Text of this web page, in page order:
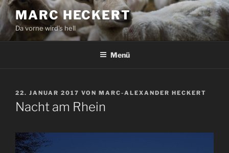
Zum
Inhalt
springen
MARC HECKERT
Da vorne wird's hell
Menü
VERÖFFENTLICHT
AM
22. JANUAR 2017 VON MARC-ALEXANDER HECKERT
Nacht am Rhein